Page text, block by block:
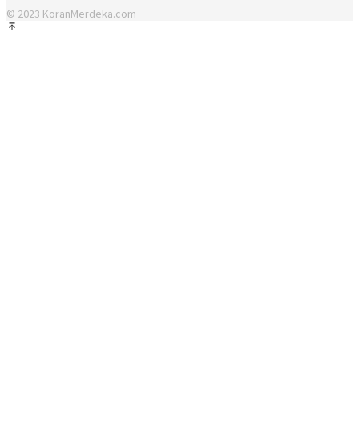
© 2023 KoranMerdeka.com